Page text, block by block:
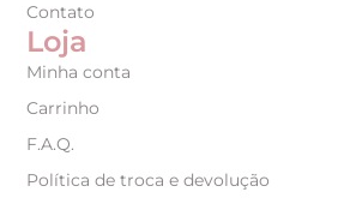
Contato
Loja
Minha conta
Carrinho
F.A.Q.
Política de troca e devolução